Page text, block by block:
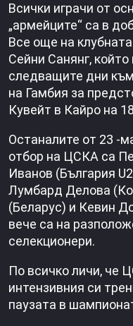
Всички играчи от
„армейците“ са в
Все още на
Сейни Санянг,
следващите дни
на Гамбия за
Кувейт в Кайро на
Останалите от 23 -
отбор на ЦСКА са
Иванов (България
Лумбард Делова
(Беларус) и Кевин
вече са на
селекционери.
По всичко личи, че
интензивния си
паузата в